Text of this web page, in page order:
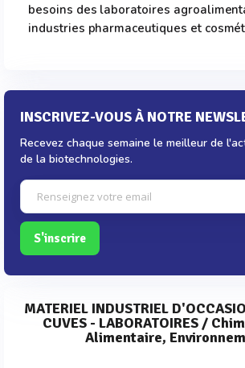
besoins des laboratoires
industries pharmaceutiques et
INSCRIVEZ-VOUS À NOTRE
Recevez chaque semaine le meilleur de
de la biotechnologies.
S'inscrire
MATERIEL INDUSTRIEL
CUVES - LABORATOIRES /
Alimentaire,